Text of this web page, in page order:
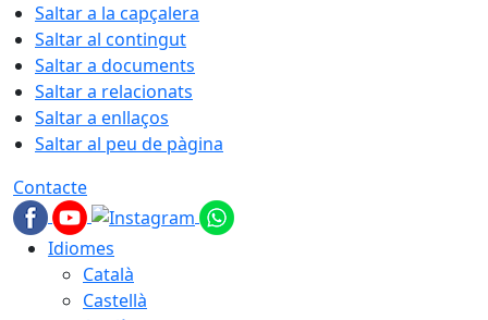
Saltar a la capçalera
Saltar al contingut
Saltar a documents
Saltar a relacionats
Saltar a enllaços
Saltar al peu de pàgina
Contacte
Idiomes
Català
Castellà